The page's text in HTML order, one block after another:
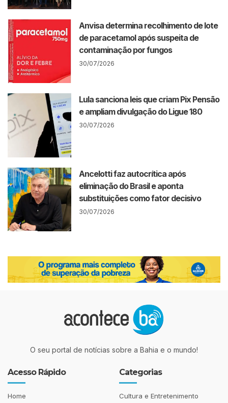
Anvisa determina recolhimento de lote
de paracetamol após suspeita de
contaminação por fungos
30/07/2026
Lula sanciona leis que criam Pix Pensão
e ampliam divulgação do Ligue 180
30/07/2026
Ancelotti faz autocrítica após
eliminação do Brasil e aponta
substituições como fator decisivo
30/07/2026
O seu portal de notícias sobre a Bahia e o mundo!
Acesso Rápido
Home
Categorias
Cultura e Entretenimento